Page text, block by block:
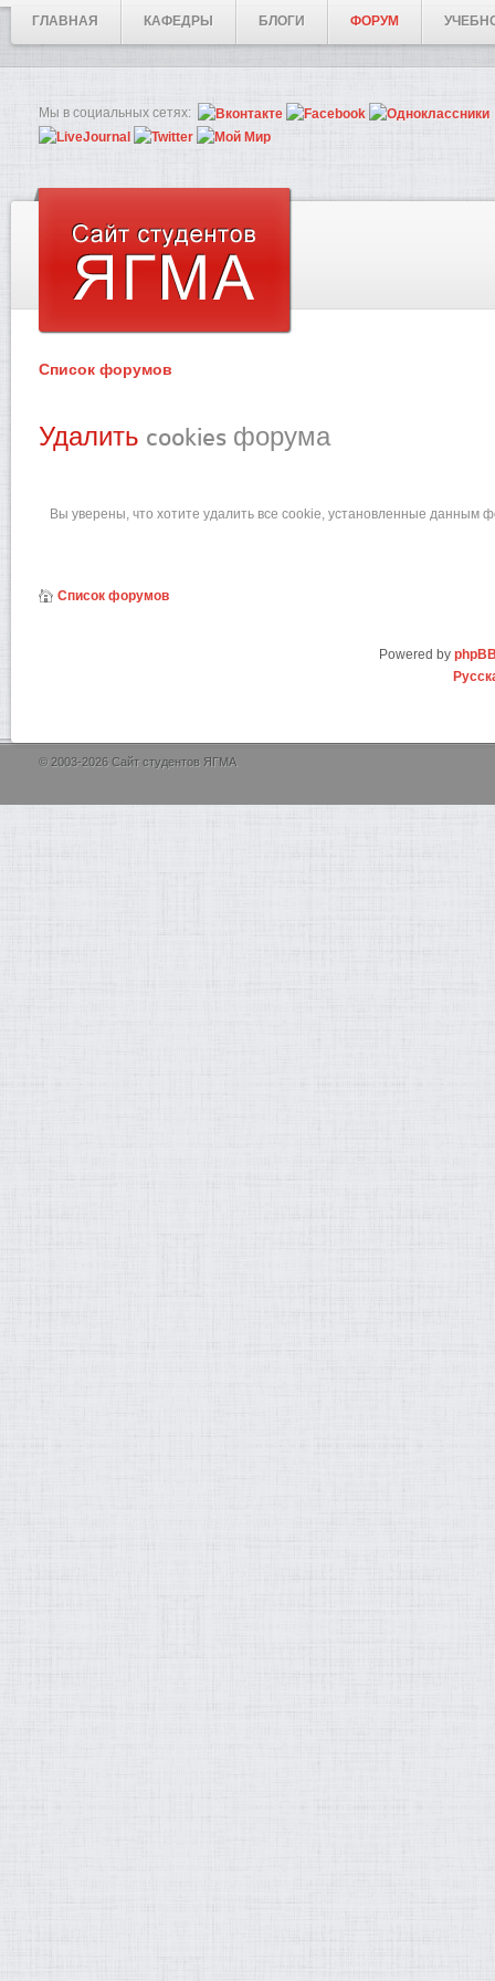
ГЛАВНАЯ КАФЕДРЫ БЛОГИ ФОРУМ
Мы в социальных сетях:
Список форумов
Удалить cookies форума
Вы уверены, что хотите удалить все cookie, установленные данным
Список форумов
Powered by
© 2003-2026 Сайт студентов ЯГМА